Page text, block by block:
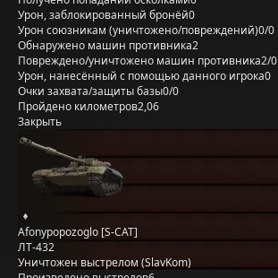
Урон, заблокированный бронёй0
Урон союзникам (уничтожено/повреждений)0/0
Обнаружено машин противника2
Повреждено/уничтожено машин противника2/0
Урон, нанесённый с помощью данного игрока0
Очки захвата/защиты базы0/0
Пройдено километров2,06
Закрыть
Afonypopozoglo [S-CAT]
ЛТ-432
Уничтожен выстрелом (SlavKom)